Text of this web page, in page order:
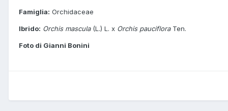
Famiglia: Orchidaceae
Ibrido: Orchis mascula(L.) L. x Orchis paucifloraTen.
Foto di Gianni Bonini